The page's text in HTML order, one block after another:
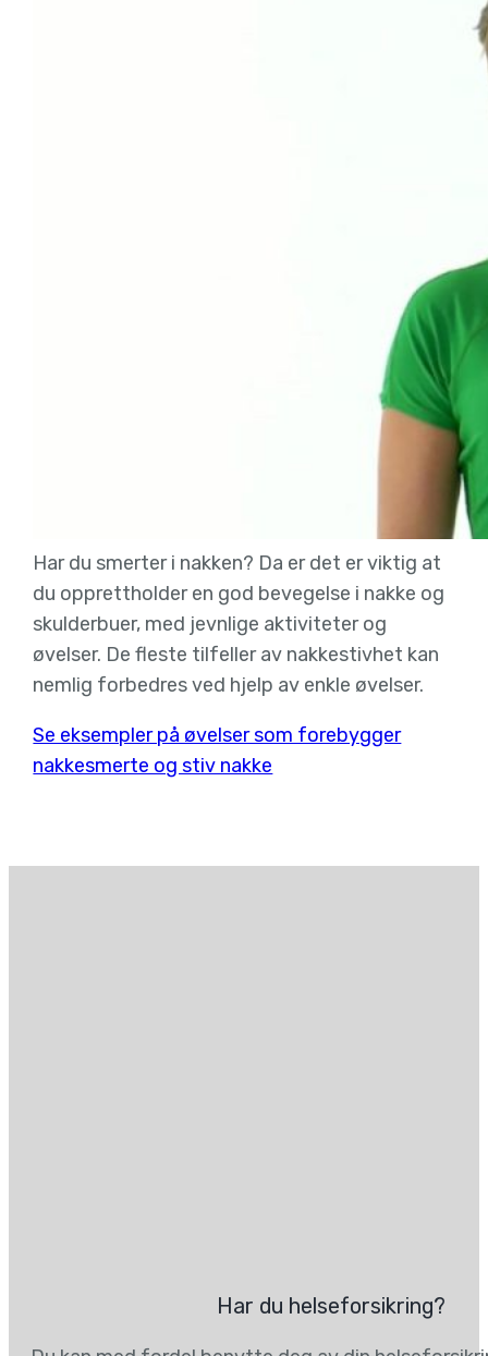
Har du smerter i nakken? Da er det er viktig at
du opprettholder en god bevegelse i nakke og
skulderbuer, med jevnlige aktiviteter og
øvelser. De fleste tilfeller av nakkestivhet kan
nemlig forbedres ved hjelp av enkle øvelser.
Se eksempler på øvelser som forebygger
nakkesmerte og stiv nakke
Har du helseforsikring?